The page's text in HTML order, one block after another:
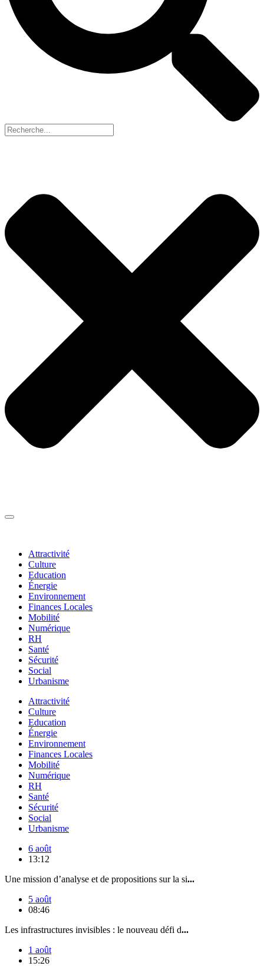
Attractivité
Culture
Education
Énergie
Environnement
Finances Locales
Mobilité
Numérique
RH
Santé
Sécurité
Social
Urbanisme
Attractivité
Culture
Education
Énergie
Environnement
Finances Locales
Mobilité
Numérique
RH
Santé
Sécurité
Social
Urbanisme
6 août
13:12
Une mission d’analyse et de propositions sur la si...
5 août
08:46
Les infrastructures invisibles : le nouveau défi d...
1 août
15:26